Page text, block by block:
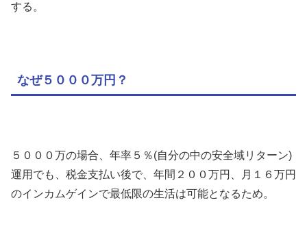
する。
なぜ５０００万円？
５０００万の場合、年率５％(自分の中の安全域リターン)
運用でも、税金支払い後で、年間２００万円、月１６万円
のインカムゲインで最低限の生活は可能となるため。